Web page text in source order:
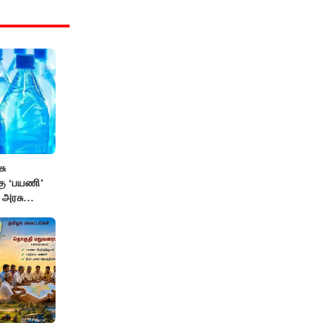
‘பயணி’
அரசு